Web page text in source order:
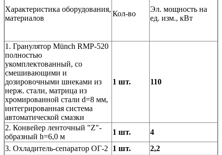
Характеристика оборудования,
материалов
Кол-во
Эл. мощность на
ед. изм., кВт
1. Гранулятор Münch RMP-520
полностью
укомплектованный, со
смешивающими и
дозировочными шнеками из
нерж. стали, матрица из
хромированной стали d=8 мм,
интегрированная система
автоматической смазки
1 шт. 110
2. Конвейер ленточный "Z"-
образный h=6,0 м
1 шт.
4
3. Охладитель-сепаратор ОГ-2
1 шт.
2,2